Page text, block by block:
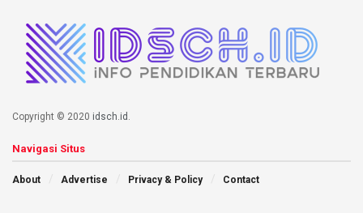
Copyright © 2020 idsch.id
Navigasi Situs
About Advertise Privacy & Policy Contact